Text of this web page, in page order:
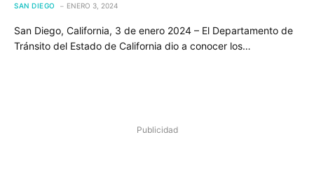
SAN DIEGO ENERO 3, 2024
San Diego, California, 3 de enero 2024 – El Departamento de
Tránsito del Estado de California dio a conocer los…
Publicidad